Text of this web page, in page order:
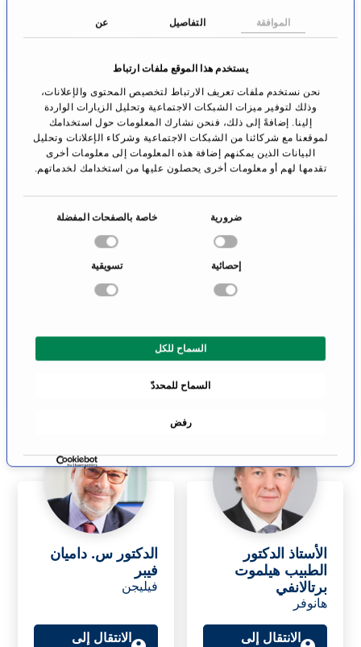
الموافقة التفاصيل عن
يستخدم هذا الموقع ملفات ارتباط
نحن نستخدم ملفات تعريف الارتباط لتخصيص المحتوى والإعلانات،
وذلك لتوفير ميزات الشبكات الاجتماعية وتحليل الزيارات الواردة
إلينا. إضافةً إلى ذلك، فنحن نشارك المعلومات حول استخدامك
لموقعنا مع شركائنا من الشبكات الاجتماعية وشركاء الإعلانات وتحليل
البيانات الذين يمكنهم إضافة هذه المعلومات إلى معلومات أخرى
تقدمها لهم أو معلومات أخرى يحصلون عليها من استخدامك لخدماتهم.
ة
ضرورية خاصة بالصفحات المفضلة
إحصائية تسويقية
السماح للكل
السماح للمحددّ
رفض
الدكتور الجامعي
ألفريد هايدينبيرغر
علم الأورام الشعاعي
سالزبورغ
البروفيسور الدكتور
نيلس أوليه شميدت
الدكتور س. داميان
فيبر
فيليجن
الانتقال إلى
الأستاذ الدكتور
الطبيب هيلموت
برتالانفي
هانوفر
الانتقال إلى